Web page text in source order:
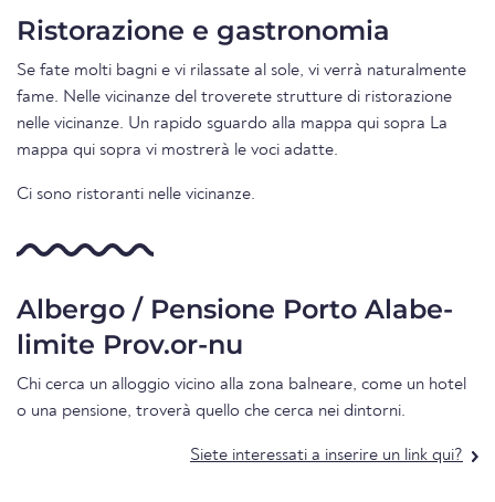
Ristorazione e gastronomia
Se fate molti bagni e vi rilassate al sole, vi verrà naturalmente
fame. Nelle vicinanze del troverete strutture di ristorazione
nelle vicinanze. Un rapido sguardo alla mappa qui sopra La
mappa qui sopra vi mostrerà le voci adatte.
Ci sono ristoranti nelle vicinanze.
Albergo / Pensione Porto Alabe-
limite Prov.or-nu
Chi cerca un alloggio vicino alla zona balneare, come un hotel
o una pensione, troverà quello che cerca nei dintorni.
Siete interessati a inserire un link qui?